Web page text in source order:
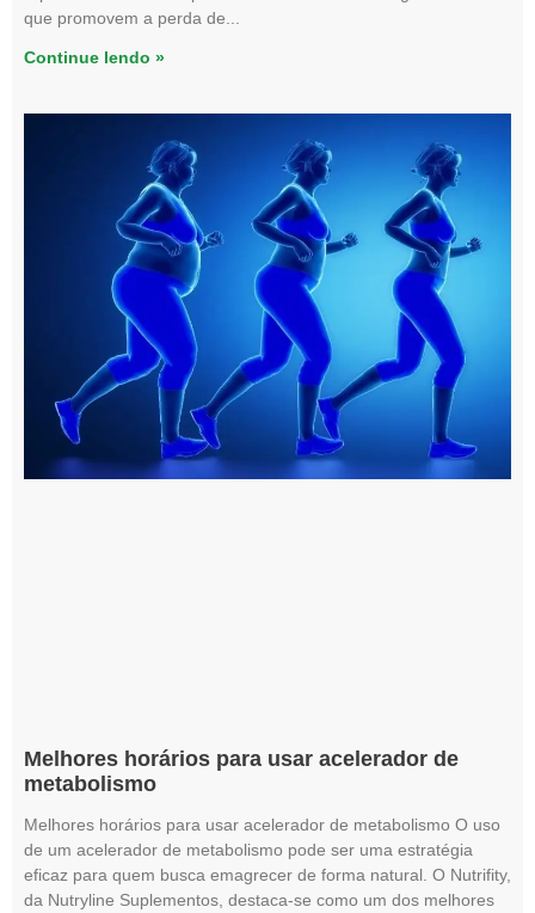
que promovem a perda de
Continue lendo »
Melhores horários para usar acelerador de
metabolismo
Melhores horários para usar acelerador de metabolismo O uso
de um acelerador de metabolismo pode ser uma estratégia
eficaz para quem busca emagrecer de forma natural. O Nutrifity,
da Nutryline Suplementos, destaca-se como um dos melhores